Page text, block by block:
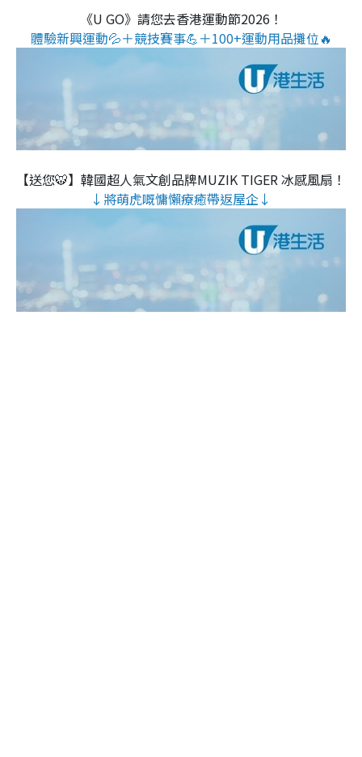
《U GO》請您去香港運動節2026！
體驗新興運動💦＋競技賽事💪＋100+運動用品攤位🔥
【送您🐯】韓國超人氣文創品牌MUZIK TIGER 冰感風扇！
↓將萌虎嘅慵懶療癒帶返屋企↓